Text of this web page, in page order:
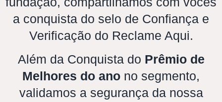
a conquista do selo de Confiança e
Verificação do Reclame Aqui.
Além da Conquista do Prêmio de
Melhores do ano no segmento,
validamos a segurança da nossa